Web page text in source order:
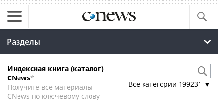
Разделы
Индексная книга (каталог)
CNews*
Получите все материалы
CNews по ключевому слову
Все категории 199231 ▼